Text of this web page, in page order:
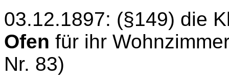
03.12.1897: (§149) die
Ofen für ihr
Nr. 83)